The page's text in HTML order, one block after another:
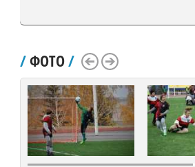
/ФОТО/
Scroll LeftScroll Right